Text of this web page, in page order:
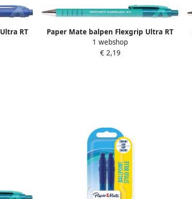
RT
Paper Mate balpen Flexgrip Ultra RT
medium groen 12 stuks
1 webshop
€ 2,19